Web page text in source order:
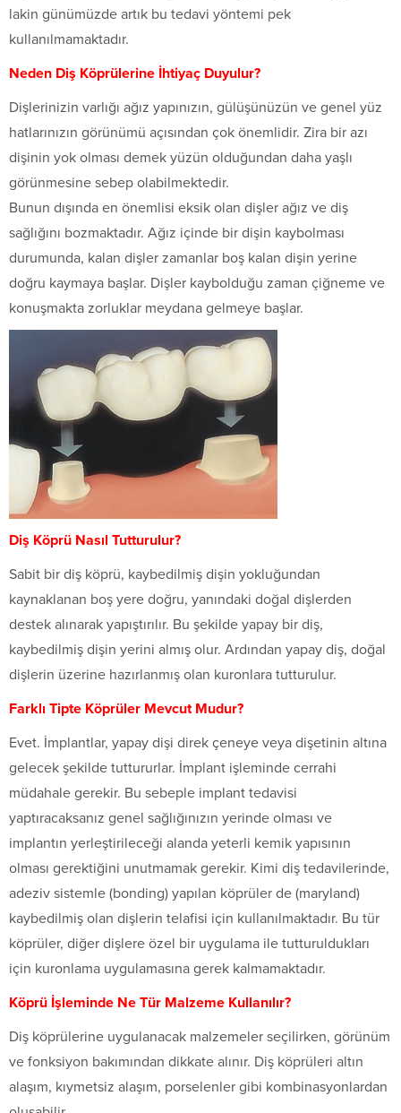
lakin günümüzde artık bu tedavi yöntemi pek
kullanılmamaktadır.
Neden Diş Köprülerine İhtiyaç Duyulur?
Dişlerinizin varlığı ağız yapınızın, gülüşünüzün ve genel yüz
hatlarınızın görünümü açısından çok önemlidir. Zira bir azı
dişinin yok olması demek yüzün olduğundan daha yaşlı
görünmesine sebep olabilmektedir.
Bunun dışında en önemlisi eksik olan dişler ağız ve diş
sağlığını bozmaktadır. Ağız içinde bir dişin kaybolması
durumunda, kalan dişler zamanlar boş kalan dişin yerine
doğru kaymaya başlar. Dişler kaybolduğu zaman çiğneme ve
konuşmakta zorluklar meydana gelmeye başlar.
Diş Köprü Nasıl Tutturulur?
Sabit bir diş köprü, kaybedilmiş dişin yokluğundan
kaynaklanan boş yere doğru, yanındaki doğal dişlerden
destek alınarak yapıştırılır. Bu şekilde yapay bir diş,
kaybedilmiş dişin yerini almış olur. Ardından yapay diş, doğal
dişlerin üzerine hazırlanmış olan kuronlara tutturulur.
Farklı Tipte Köprüler Mevcut Mudur?
Evet. İmplantlar, yapay dişi direk çeneye veya dişetinin altına
gelecek şekilde tuttururlar. İmplant işleminde cerrahi
müdahale gerekir. Bu sebeple implant tedavisi
yaptıracaksanız genel sağlığınızın yerinde olması ve
implantın yerleştirileceği alanda yeterli kemik yapısının
olması gerektiğini unutmamak gerekir. Kimi diş tedavilerinde,
adeziv sistemle (bonding) yapılan köprüler de (maryland)
kaybedilmiş olan dişlerin telafisi için kullanılmaktadır. Bu tür
köprüler, diğer dişlere özel bir uygulama ile tutturuldukları
için kuronlama uygulamasına gerek kalmamaktadır.
Köprü İşleminde Ne Tür Malzeme Kullanılır?
Diş köprülerine uygulanacak malzemeler seçilirken, görünüm
ve fonksiyon bakımından dikkate alınır. Diş köprüleri altın
alaşım, kıymetsiz alaşım, porselenler gibi kombinasyonlardan